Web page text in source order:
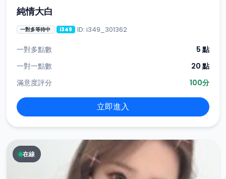
純情大白
一對多等待中 i349 ID: i349_301362
一對多點數
5 點
一對一點數
20 點
滿意度評分
100分
立即進入
在線